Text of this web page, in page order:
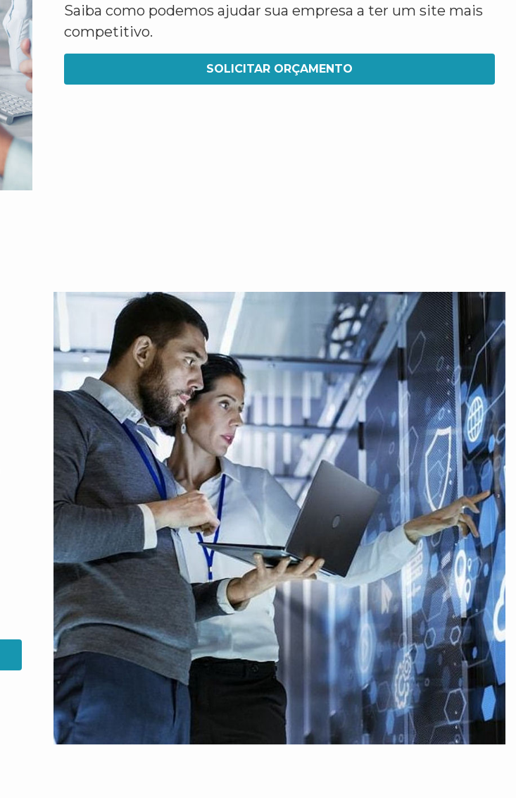
Saiba como podemos ajudar sua empresa a ter um site mais
competitivo.
SOLICITAR ORÇAMENTO